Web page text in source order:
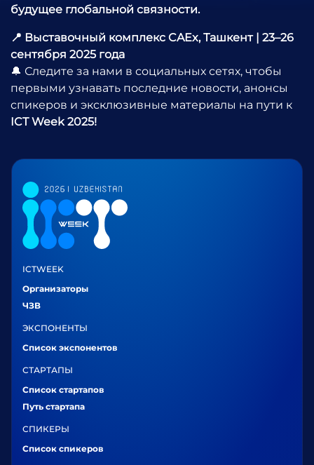
будущее глобальной связности.
📍 Выставочный комплекс CAEx, Ташкент | 23–26
сентября 2025 года
🔔 Следите за нами в социальных сетях, чтобы
первыми узнавать последние новости, анонсы
спикеров и эксклюзивные материалы на пути к
ICT Week 2025!
ICTWEEK
Организаторы
ЧЗВ
ЭКСПОНЕНТЫ
Список экспонентов
СТАРТАПЫ
Список стартапов
Путь стартапа
СПИКЕРЫ
Список спикеров